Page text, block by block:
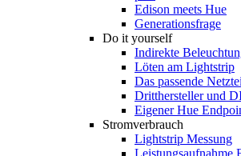
Edison meets Hue
Generationsfrage
Do it yourself
Indirekte
Löten am Lightstrip
Das passende
Dritthersteller und
Eigener Hue
Stromverbrauch
Lightstrip Messung
Leistungsaufnahme